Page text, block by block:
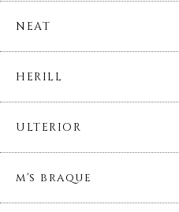
NEAT
HERILL
ULTERIOR
m's braque